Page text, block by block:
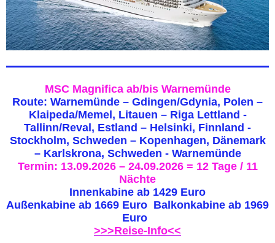
MSC Magnifica ab/bis Warnemünde
Route: Warnemünde – Gdingen/Gdynia, Polen –
Klaipeda/Memel, Litauen – Riga Lettland -
Tallinn/Reval, Estland – Helsinki, Finnland -
Stockholm, Schweden – Kopenhagen, Dänemark
– Karlskrona, Schweden - Warnemünde
Termin: 13.09.2026 – 24.09.2026 = 12 Tage / 11
Nächte
Innenkabine ab 1429 Euro
Außenkabine ab 1669 Euro Balkonkabine ab 1969
Euro
>>>Reise-Info<<